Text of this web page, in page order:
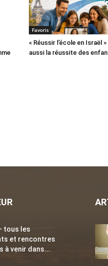
Favoris
« Réussir l’école en Israël
aussi la réussite des
tous les
et rencontres
à venir dans...